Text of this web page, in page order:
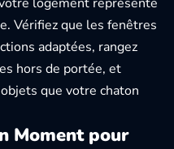
Vérifiez que les fenêtres
adaptées, rangez
hors de portée, et
que votre chaton
Moment pour